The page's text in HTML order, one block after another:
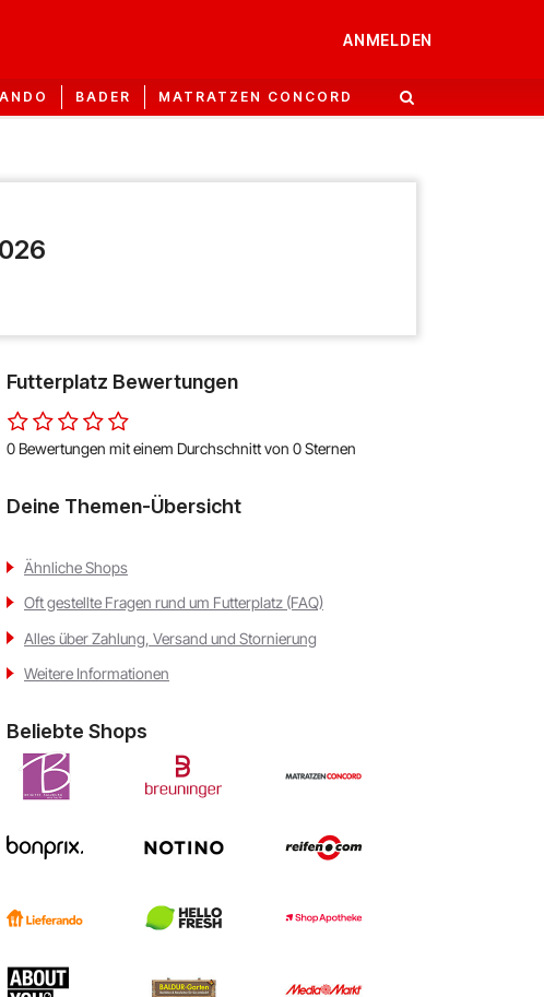
ANMELDEN
BADER MATRATZEN CONCORD
Futterplatz Bewertungen
0 Bewertungen mit einem Durchschnitt von 0 Sternen
Deine Themen-Übersicht
Ähnliche Shops
Oft gestellte Fragen rund um Futterplatz (FAQ)
Alles über Zahlung, Versand und Stornierung
Weitere Informationen
Beliebte Shops